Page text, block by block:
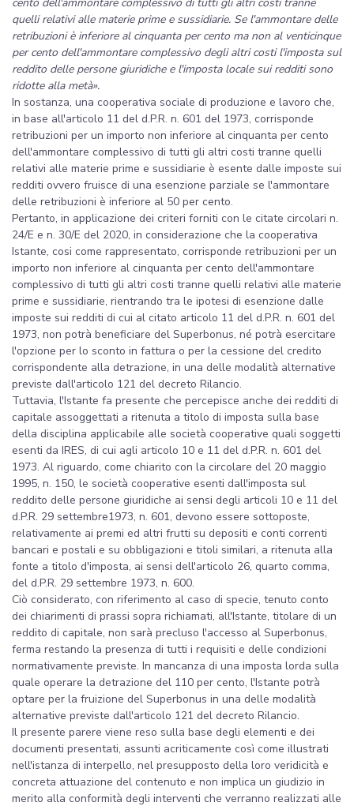
quelli relativi alle materie prime e sussidiarie. Se l'ammontare delle
retribuzioni è inferiore al cinquanta per cento ma non al venticinque
per cento dell'ammontare complessivo degli altri costi l'imposta sul
reddito delle persone giuridiche e l'imposta locale sui redditi sono
ridotte alla metà».
In sostanza, una cooperativa sociale di produzione e lavoro che,
in base all'articolo 11 del d.P.R. n. 601 del 1973, corrisponde
retribuzioni per un importo non inferiore al cinquanta per cento
dell'ammontare complessivo di tutti gli altri costi tranne quelli
relativi alle materie prime e sussidiarie è esente dalle imposte sui
redditi ovvero fruisce di una esenzione parziale se l'ammontare
delle retribuzioni è inferiore al 50 per cento.
Pertanto, in applicazione dei criteri forniti con le citate circolari n.
24/E e n. 30/E del 2020, in considerazione che la cooperativa
Istante, cosi come rappresentato, corrisponde retribuzioni per un
importo non inferiore al cinquanta per cento dell'ammontare
complessivo di tutti gli altri costi tranne quelli relativi alle materie
prime e sussidiarie, rientrando tra le ipotesi di esenzione dalle
imposte sui redditi di cui al citato articolo 11 del d.P.R. n. 601 del
1973, non potrà beneficiare del Superbonus, né potrà esercitare
l'opzione per lo sconto in fattura o per la cessione del credito
corrispondente alla detrazione, in una delle modalità alternative
previste dall'articolo 121 del decreto Rilancio.
Tuttavia, l'Istante fa presente che percepisce anche dei redditi di
capitale assoggettati a ritenuta a titolo di imposta sulla base
della disciplina applicabile alle società cooperative quali soggetti
esenti da IRES, di cui agli articolo 10 e 11 del d.P.R. n. 601 del
1973. Al riguardo, come chiarito con la circolare del 20 maggio
1995, n. 150, le società cooperative esenti dall'imposta sul
reddito delle persone giuridiche ai sensi degli articoli 10 e 11 del
d.P.R. 29 settembre1973, n. 601, devono essere sottoposte,
relativamente ai premi ed altri frutti su depositi e conti correnti
bancari e postali e su obbligazioni e titoli similari, a ritenuta alla
fonte a titolo d'imposta, ai sensi dell'articolo 26, quarto comma,
del d.P.R. 29 settembre 1973, n. 600.
Ciò considerato, con riferimento al caso di specie, tenuto conto
dei chiarimenti di prassi sopra richiamati, all'Istante, titolare di un
reddito di capitale, non sarà precluso l'accesso al Superbonus,
ferma restando la presenza di tutti i requisiti e delle condizioni
normativamente previste. In mancanza di una imposta lorda sulla
quale operare la detrazione del 110 per cento, l'Istante potrà
optare per la fruizione del Superbonus in una delle modalità
alternative previste dall'articolo 121 del decreto Rilancio.
Il presente parere viene reso sulla base degli elementi e dei
documenti presentati, assunti acriticamente così come illustrati
nell'istanza di interpello, nel presupposto della loro veridicità e
concreta attuazione del contenuto e non implica un giudizio in
merito alla conformità degli interventi che verranno realizzati alle